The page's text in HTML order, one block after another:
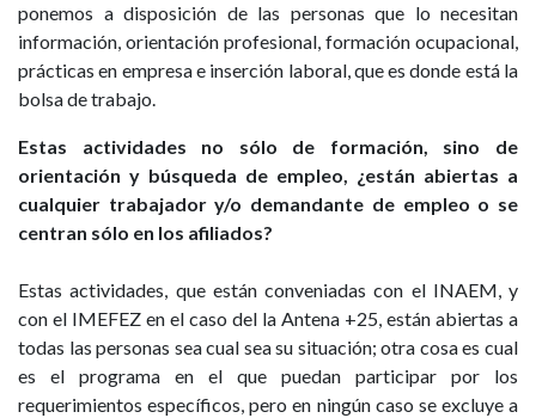
ponemos a disposición de las personas que lo necesitan
información, orientación profesional, formación ocupacional,
prácticas en empresa e inserción laboral, que es donde está la
bolsa de trabajo.
Estas actividades no sólo de formación, sino de
orientación y búsqueda de empleo, ¿están abiertas a
cualquier trabajador y/o demandante de empleo o se
centran sólo en los afiliados?
Estas actividades, que están conveniadas con el INAEM, y
con el IMEFEZ en el caso del la Antena +25, están abiertas a
todas las personas sea cual sea su situación; otra cosa es cual
es el programa en el que puedan participar por los
requerimientos específicos, pero en ningún caso se excluye a